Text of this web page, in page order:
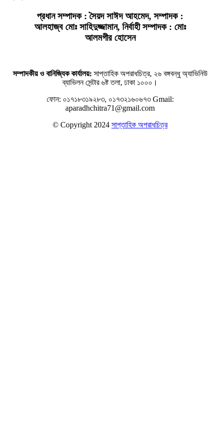
প্রধান সম্পাদক : সৈয়দ সাঈদ আহমেদ, সম্পাদক :
আলহাজ্ব মোঃ সাহিদুজ্জামান, নির্বাহী সম্পাদক : মোঃ
আলমগীর হোসেন
সম্পাদকীয় ও বানিজ্যিক কার্যালয়: সাপ্তাহিক অপরাধচিত্র, ২৬ বঙ্গবন্ধু অ্যাভিনিউ
ব্যাভিলন সেন্টার ৬ষ্ট তলা, ঢাকা ১০০০।
ফোন: ০১৭১৮৩১৯২৮৩, ০১৭৩২১৬০৬৭৩Gmail:
aparadhchitra71@gmail.com
© Copyright 2024 সাপ্তাহিক অপরাধচিত্র